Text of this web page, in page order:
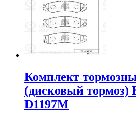
Комплект
(дисковый
D1197M